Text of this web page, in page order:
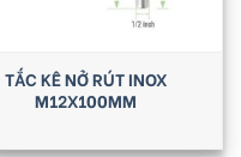
TẮC KÊ NỞ RÚT INOX
M12X100MM